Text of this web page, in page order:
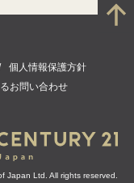
個人情報保護方針
お問い合わせ
Japan Ltd. All rights reserved.